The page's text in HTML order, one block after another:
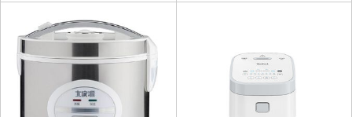
滿額贈券